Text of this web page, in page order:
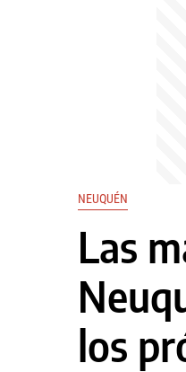
NEUQUÉN
Las
los